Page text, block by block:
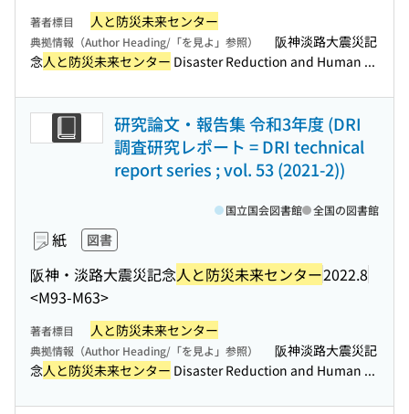
著者標目 人と防災未来センター
典拠情報（Author Heading/「を見よ」参照）
阪神淡路大震災記
念人と防災未来センター Disaster Reduction and Human ...
研究論文・報告集 令和3年度 (DRI
調査研究レポート = DRI technical
report series ; vol. 53 (2021-2))
紙 図書
阪神・淡路大震災記念人と防災未来センター2022.8
<M93-M63>
国立国会図書館 全国の図書館
著者標目 人と防災未来センター
典拠情報（Author Heading/「を見よ」参照）
阪神淡路大震災記
念人と防災未来センター Disaster Reduction and Human ...